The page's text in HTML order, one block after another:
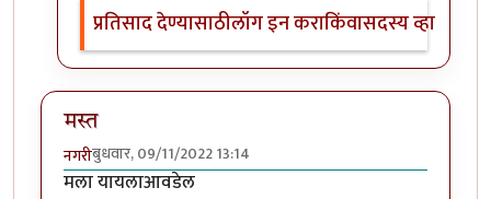
प्रतिसाद देण्यासाठीलॉग इन कराकिंवासदस्य व्हा
मस्त
नगरीबुधवार, 09/11/2022 13:14
मला यायलाआवडेल